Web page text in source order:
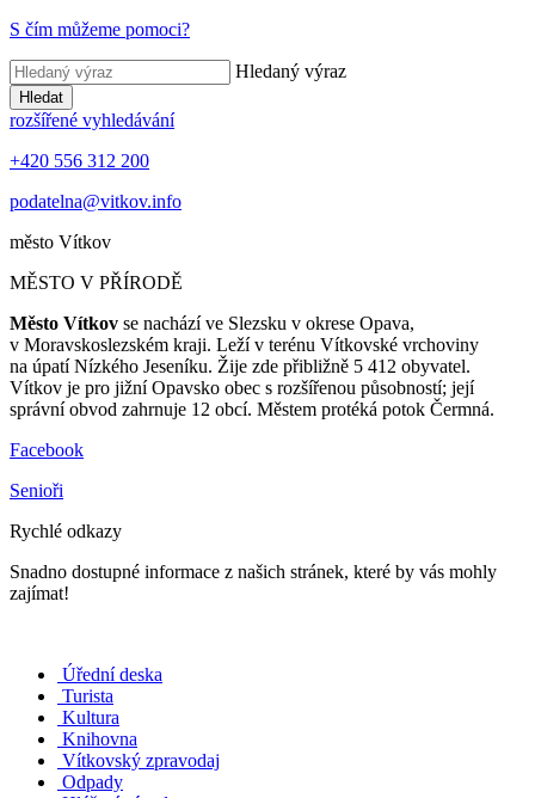
S čím můžeme pomoci?
Hledaný výraz
Hledat
rozšířené vyhledávání
+420 556 312 200
podatelna@vitkov.info
město Vítkov
MĚSTO V PŘÍRODĚ
Město Vítkov se nachází ve Slezsku v okrese Opava,
v Moravskoslezském kraji. Leží v terénu Vítkovské vrchoviny
na úpatí Nízkého Jeseníku. Žije zde přibližně 5 412 obyvatel.
Vítkov je pro jižní Opavsko obec s rozšířenou působností; její
správní obvod zahrnuje 12 obcí. Městem protéká potok Čermná.
Facebook
Senioři
Rychlé odkazy
Snadno dostupné informace z našich stránek, které by vás mohly
zajímat!
Úřední deska
Turista
Kultura
Knihovna
Vítkovský zpravodaj
Odpady